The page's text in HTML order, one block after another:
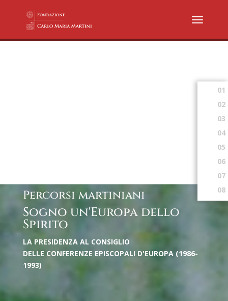
01
02
03
04
05
06
07
08
Percorsi martiniani
Sogno un'Europa dello
Spirito
LA PRESIDENZA AL CONSIGLIO
DELLE CONFERENZE EPISCOPALI D'EUROPA (1986-
1993)